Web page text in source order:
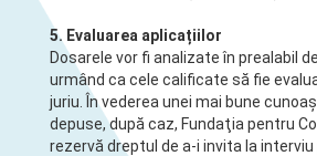
5. Evaluarea aplicațiilor
Dosarele vor fi analizate în prealabil
urmând ca cele calificate să fie
juriu. În vederea unei mai bune
depuse, după caz, Fundaţia pentru
rezervă dreptul de a-i invita la